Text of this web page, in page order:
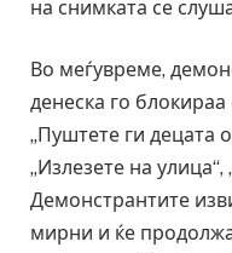
на снимката се
Во меѓувреме,
денеска го блокираа
„Пуштете ги децата
„Излезете на
Демонстрантите
мирни и ќе